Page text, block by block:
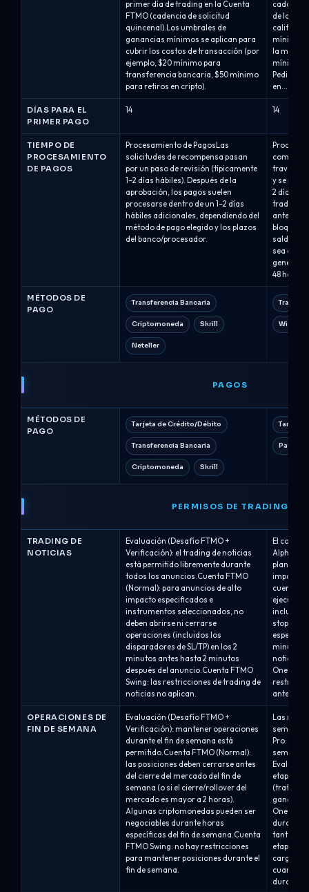
primer día de trading en la Cuenta
FTMO (cadencia de solicitud
quincenal).Los umbrales de
ganancias mínimos se aplican para
cubrir los costos de transacción (por
ejemplo, $20 mínimo para
transferencia bancaria, $50 mínimo
para retiros en cripto).
cada 14
de la
mínimo
la misma
mínimo
Pedido:
en...
DÍAS PARA EL
PRIMER PAGO
14 14
TIEMPO DE
PROCESAMIENTO
DE PAGOS
Procesamiento de PagosLas
solicitudes de recompensa pasan
por un paso de revisión (típicamente
1–2 días hábiles). Después de la
aprobación, los pagos suelen
procesarse dentro de un 1–2 días
hábiles adicionales, dependiendo del
método de pago elegido y los plazos
del banco/procesador.
comisión
través
y se
2 días
traders
antes de
sea
48 horas
MÉTODOS DE
PAGO
Transferencia Bancaria
Criptomoneda Skrill
Neteller
Wise
PAGOS
MÉTODOS DE
PAGO
Tarjeta de Crédito/Débito
Transferencia Bancaria
Criptomoneda Skrill
Tarjeta
PayPal
PERMISOS DE TRADING
TRADING DE
NOTICIAS
Evaluación (Desafío FTMO +
Verificación): el trading de noticias
está permitido libremente durante
todos los anuncios.Cuenta FTMO
(Normal): para anuncios de alto
impacto especificados e
instrumentos seleccionados, no
deben abrirse ni cerrarse
operaciones (incluidos los
disparadores de SL/TP) en los 2
minutos antes hasta 2 minutos
después del anuncio.Cuenta FTMO
Swing: las restricciones de trading de
noticias no aplican.
El
Alpha
plan
impacto
ejecutar
stop-
minutos
noticias
One /
antes y...
OPERACIONES DE
FIN DE SEMANA
Evaluación (Desafío FTMO +
Verificación): mantener operaciones
durante el fin de semana está
permitido.Cuenta FTMO (Normal):
las posiciones deben cerrarse antes
del cierre del mercado del fin de
semana (o si el cierre/rollover del
mercado es mayor a 2 horas).
Algunas criptomonedas pueden ser
negociables durante horas
específicas del fin de semana.Cuenta
FTMO Swing: no hay restricciones
para mantener posiciones durante el
fin de semana.
Las
semana
Pro:
semana
etapa de
(tratado
One /
durante
tanto en
etapa de
cargos
cuando
durante